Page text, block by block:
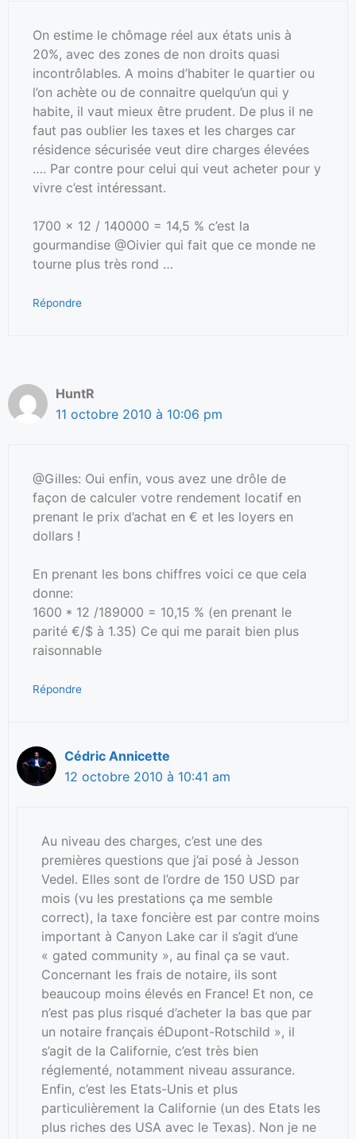
On estime le chômage réel aux états unis à
20%, avec des zones de non droits quasi
incontrôlables. A moins d’habiter le quartier ou
l’on achète ou de connaitre quelqu’un qui y
habite, il vaut mieux être prudent. De plus il ne
faut pas oublier les taxes et les charges car
résidence sécurisée veut dire charges élevées
…. Par contre pour celui qui veut acheter pour y
vivre c’est intéressant.
1700 x 12 / 140000 = 14,5 % c’est la
gourmandise @Oivier qui fait que ce monde ne
tourne plus très rond …
Répondre
HuntR
11 octobre 2010 à 10:06 pm
@Gilles: Oui enfin, vous avez une drôle de
façon de calculer votre rendement locatif en
prenant le prix d’achat en € et les loyers en
dollars !
En prenant les bons chiffres voici ce que cela
donne:
1600 * 12 /189000 = 10,15 % (en prenant le
parité €/$ à 1.35) Ce qui me parait bien plus
raisonnable
Répondre
Cédric Annicette
12 octobre 2010 à 10:41 am
Au niveau des charges, c’est une des
premières questions que j’ai posé à Jesson
Vedel. Elles sont de l’ordre de 150 USD par
mois (vu les prestations ça me semble
correct), la taxe foncière est par contre moins
important à Canyon Lake car il s’agit d’une
« gated community », au final ça se vaut.
Concernant les frais de notaire, ils sont
beaucoup moins élevés en France! Et non, ce
n’est pas plus risqué d’acheter la bas que par
un notaire français éDupont-Rotschild », il
s’agit de la Californie, c’est très bien
réglementé, notamment niveau assurance.
Enfin, c’est les Etats-Unis et plus
particulièrement la Californie (un des Etats les
plus riches des USA avec le Texas). Non je ne